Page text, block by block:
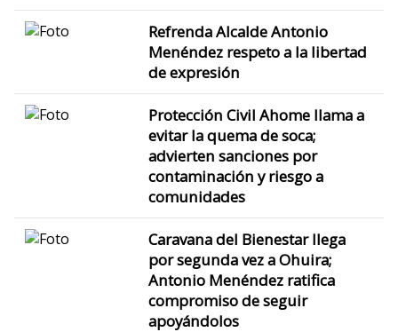
Refrenda Alcalde Antonio
Menéndez respeto a la libertad
de expresión
Protección Civil Ahome llama a
evitar la quema de soca;
advierten sanciones por
contaminación y riesgo a
comunidades
Caravana del Bienestar llega
por segunda vez a Ohuira;
Antonio Menéndez ratifica
compromiso de seguir
apoyándolos